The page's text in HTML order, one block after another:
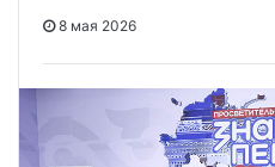
8 мая 2026